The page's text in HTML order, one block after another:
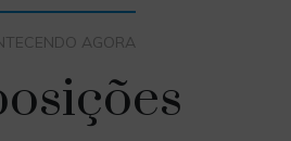
AGORA